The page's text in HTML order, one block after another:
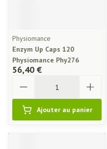
Physiomance
Enzym Up Caps 120
Physiomance Phy276
56,40 €
Ajouter au panier